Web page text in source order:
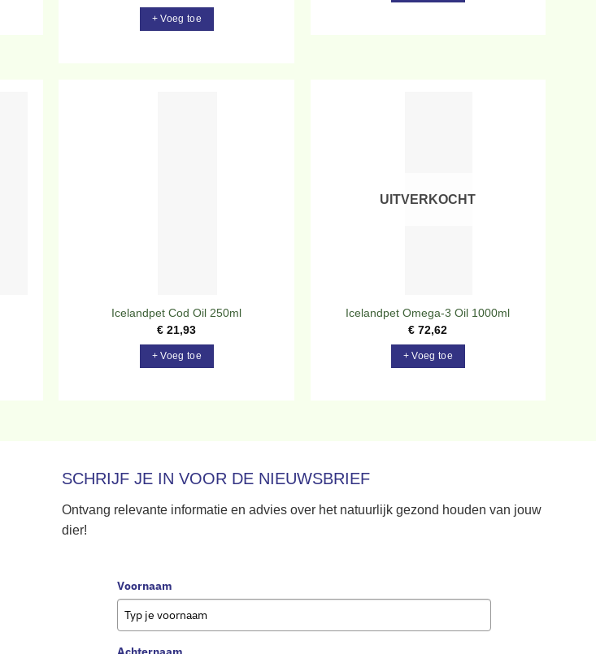
+ Voeg toe
Icelandpet Cod Oil 250ml
€ 21,93
+ Voeg toe
UITVERKOCHT
Icelandpet Omega-3 Oil 1000ml
€ 72,62
+ Voeg toe
SCHRIJF JE IN VOOR DE NIEUWSBRIEF
Ontvang relevante informatie en advies over het natuurlijk gezond houden van jouw
dier!
Voornaam